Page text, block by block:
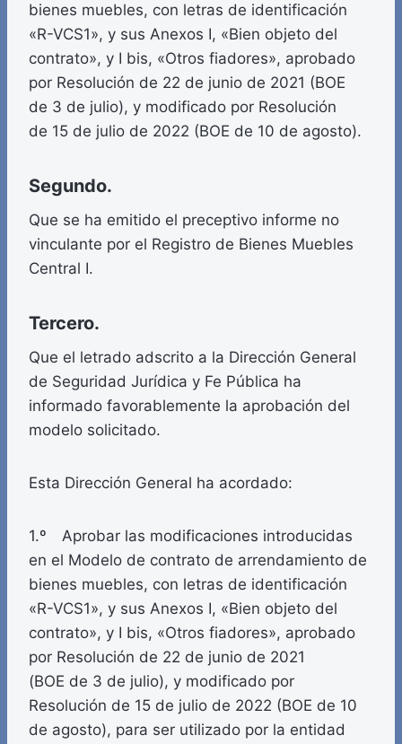
bienes muebles, con letras de identificación
«R-VCS1», y sus Anexos I, «Bien objeto del
contrato», y I bis, «Otros fiadores», aprobado
por Resolución de 22 de junio de 2021 (BOE
de 3 de julio), y modificado por Resolución
de 15 de julio de 2022 (BOE de 10 de agosto).
Segundo.
Que se ha emitido el preceptivo informe no
vinculante por el Registro de Bienes Muebles
Central I.
Tercero.
Que el letrado adscrito a la Dirección General
de Seguridad Jurídica y Fe Pública ha
informado favorablemente la aprobación del
modelo solicitado.
Esta Dirección General ha acordado:
1.º Aprobar las modificaciones introducidas
en el Modelo de contrato de arrendamiento de
bienes muebles, con letras de identificación
«R-VCS1», y sus Anexos I, «Bien objeto del
contrato», y I bis, «Otros fiadores», aprobado
por Resolución de 22 de junio de 2021
(BOE de 3 de julio), y modificado por
Resolución de 15 de julio de 2022 (BOE de 10
de agosto), para ser utilizado por la entidad